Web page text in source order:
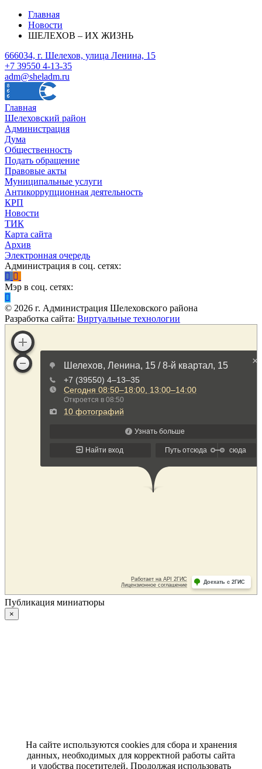
Главная
Новости
ШЕЛЕХОВ – ИХ ЖИЗНЬ
666034, г. Шелехов, улица Ленина, 15
+7 39550 4-13-35
adm@sheladm.ru
Главная
Шелеховский район
Администрация
Дума
Общественность
Подать обращение
Правовые акты
Муниципальные услуги
Антикоррупционная деятельность
КРП
Новости
ТИК
Карта сайта
Архив
Электронная очередь
Администрация в соц. сетях:
Мэр в соц. сетях:
© 2026 г. Администрация Шелеховского района
Разработка сайта: Виртуальные технологии
Публикация миниатюры
×
На сайте используются cookies для сбора и хранения
данных, необходимых для корректной работы сайта
и удобства посетителей. Продолжая использовать